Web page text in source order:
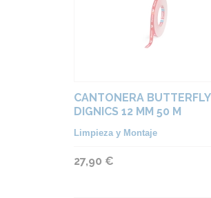
CANTONERA BUTTERFLY
DIGNICS 12 MM 50 M
Limpieza y Montaje
27,90 €